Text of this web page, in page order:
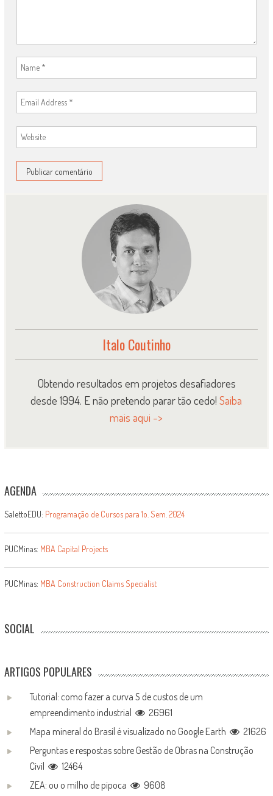
Italo Coutinho
Obtendo resultados em projetos desafiadores
desde 1994. E não pretendo parar tão cedo!Saiba
mais aqui ->
AGENDA
SalettoEDU: Programação de Cursos para 1o. Sem. 2024
PUCMinas: MBA Capital Projects
PUCMinas: MBA Construction Claims Specialist
SOCIAL
ARTIGOS POPULARES
Tutorial: como fazer a curva S de custos de um
empreendimento industrial
26961
Mapa mineral do Brasil é visualizado no Google Earth
21626
Perguntas e respostas sobre Gestão de Obras na Construção
Civil
12464
ZEA: ou o milho de pipoca
9608